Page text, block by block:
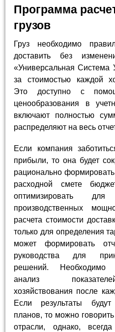
Программа
грузов
Груз необходимо
доставить без
«Универсальная Система
за стоимостью каждой
Это доступно с
ценообразования в
включают полностью
распределяют на весь
Если компания
прибыли, то она будет
рационально
расходной смете
оптимизировать
производственных
расчета стоимости
только для определения
может формировать
руководства для
решений. Необходимо
анализ
хозяйствования после
Если результаты
планов, то можно
отрасли, однако,